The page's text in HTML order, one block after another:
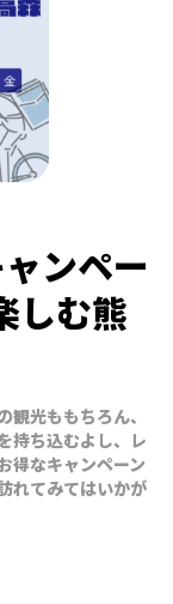
ンペー
しむ熊
光ももちろん、
持ち込むよし、レ
得なキャンペーン
れてみてはいかが